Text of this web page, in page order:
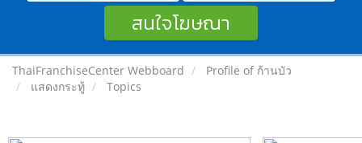
สนใจโฆษณา
ThaiFranchiseCenter Webboard
Profile of ก้านบัว
แสดงกระทู้
Topics